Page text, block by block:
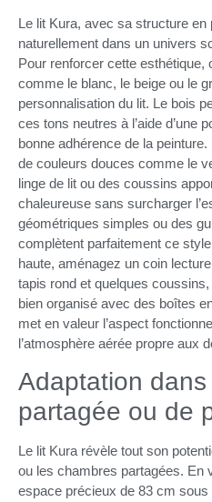
Le lit Kura, avec sa structure en
naturellement dans un univers
Pour renforcer cette esthétique,
comme le blanc, le beige ou le
personnalisation du lit. Le bois
ces tons neutres à l’aide d’une
bonne adhérence de la peinture.
de couleurs douces comme le
linge de lit ou des coussins
chaleureuse sans surcharger
géométriques simples ou des
complètent parfaitement ce
haute, aménagez un coin
tapis rond et quelques
bien organisé avec des boîtes
met en valeur l’aspect
l’atmosphère aérée propre aux
Adaptation
partagée ou de
Le lit Kura révèle tout son
ou les chambres partagées. En
espace précieux de 83 cm